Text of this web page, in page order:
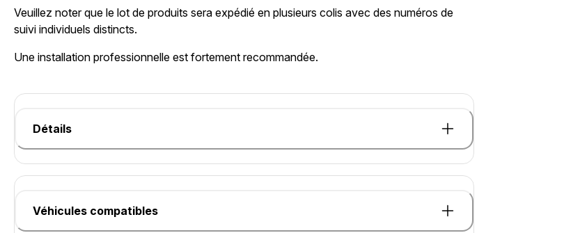
Veuillez noter que le lot de produits sera expédié en plusieurs colis avec des numéros de
suivi individuels distincts.
Une installation professionnelle est fortement recommandée.
Détails
Véhicules compatibles